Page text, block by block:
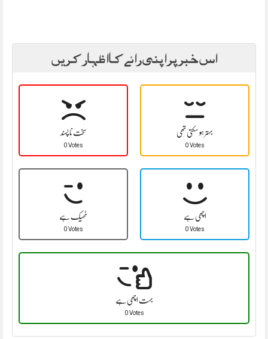
اس خبر پر اپنی رائے کا اظہار کریں
سخت نا پسند
0 Votes
بہتر ہو سکتی تھی
0 Votes
ٹھیک ہے
0 Votes
اچھی ہے
0 Votes
بہت اچھی ہے
0 Votes